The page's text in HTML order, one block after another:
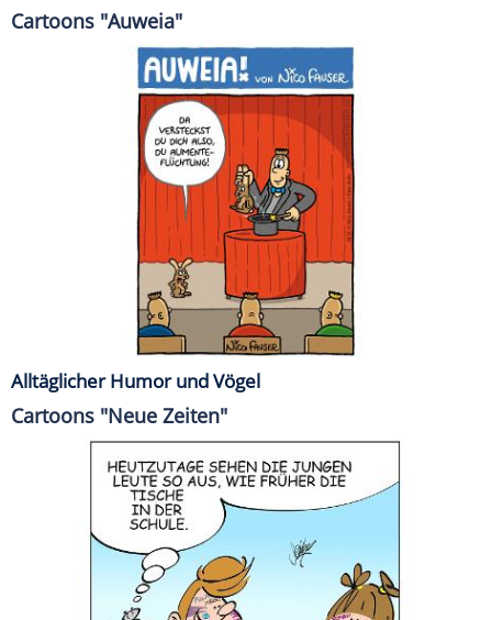
Cartoons "Auweia"
Alltäglicher Humor und Vögel
Cartoons "Neue Zeiten"